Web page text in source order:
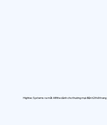
Hightec Systems ra mắt AIfitte dành cho thương mại điện tử thời trang